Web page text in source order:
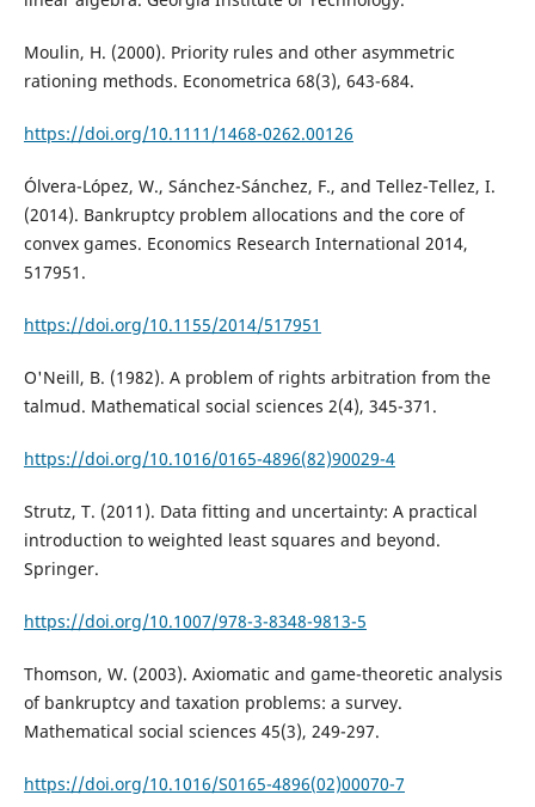
Moulin, H. (2000). Priority rules and other asymmetric
rationing methods. Econometrica 68(3), 643-684.
https://doi.org/10.1111/1468-0262.00126
Ólvera-López, W., Sánchez-Sánchez, F., and Tellez-Tellez, I.
(2014). Bankruptcy problem allocations and the core of
convex games. Economics Research International 2014,
517951.
https://doi.org/10.1155/2014/517951
O'Neill, B. (1982). A problem of rights arbitration from the
talmud. Mathematical social sciences 2(4), 345-371.
https://doi.org/10.1016/0165-4896(82)90029-4
Strutz, T. (2011). Data fitting and uncertainty: A practical
introduction to weighted least squares and beyond.
Springer.
https://doi.org/10.1007/978-3-8348-9813-5
Thomson, W. (2003). Axiomatic and game-theoretic analysis
of bankruptcy and taxation problems: a survey.
Mathematical social sciences 45(3), 249-297.
https://doi.org/10.1016/S0165-4896(02)00070-7